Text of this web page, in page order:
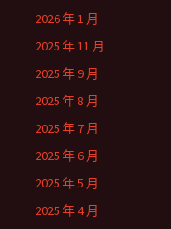
2026 年 1 月
2025 年 11 月
2025 年 9 月
2025 年 8 月
2025 年 7 月
2025 年 6 月
2025 年 5 月
2025 年 4 月